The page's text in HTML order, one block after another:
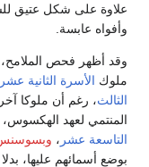
علاوة على شكل عتيق
وأفواه عابسة.
وقد أظهر فحص الملامح،
ملوك الأسرة الثانية
الثالث، رغم أن ملوكا
المنتمي لعهد الهكسوس،
التاسعة عشر ،
بوضع أسمائهم عليها،